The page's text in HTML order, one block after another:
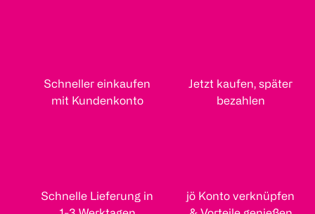
Schneller einkaufen
mit Kundenkonto
Jetzt kaufen, später
bezahlen
Schnelle Lieferung in
jö Konto verknüpfen